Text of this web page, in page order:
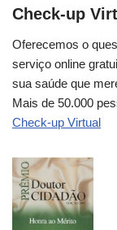
Check-up
Oferecemos o
serviço online
sua saúde que
Mais de 50.000
Check-up Virtual